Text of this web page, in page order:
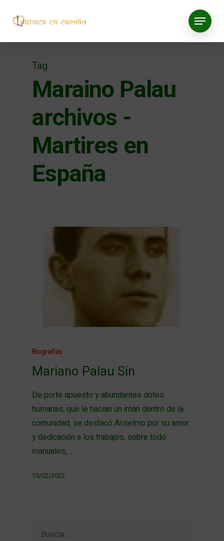
Tag
Maraino Palau
archivos -
Martires en
España
Biografias
Mariano Palau Sin
De porte apuesto y abundantes dotes
humanas, que le hacían un imán dentro de la
comunidad, se destacó Anselmo por su amor
y dedicación a los trabajos, sobre todo
manuales,…
15/02/2022